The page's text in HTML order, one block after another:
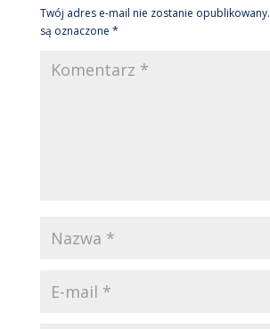
Twój adres e-mail nie zostanie opublikowany.
są oznaczone *